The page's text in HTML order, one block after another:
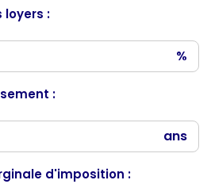
loyers :
%
:
ans
d'imposition :